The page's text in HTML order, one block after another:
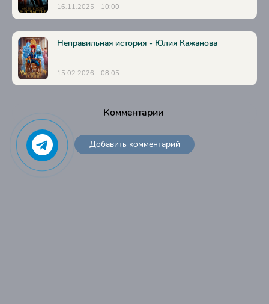
16.11.2025 - 10:00
Неправильная история - Юлия Кажанова
15.02.2026 - 08:05
Комментарии
Добавить комментарий